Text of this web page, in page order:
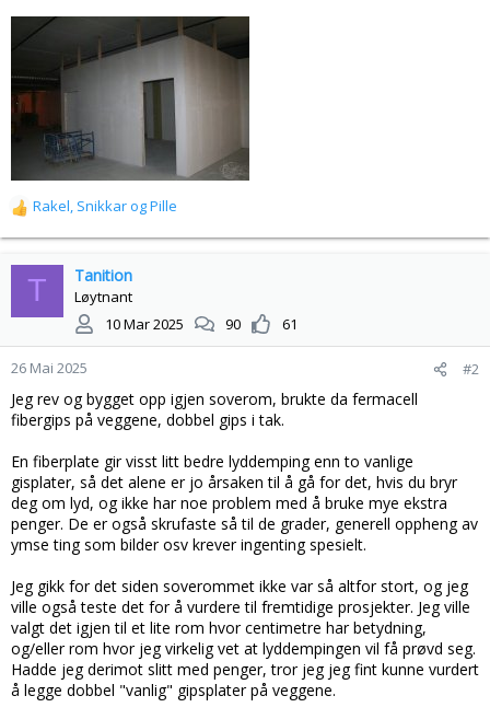
R
e
n
e
r
:
Rakel, SnikkarogPille
T Tanition
Løytnant
10 Mar 2025
90 61
26 Mai 2025 #2
Jeg rev og bygget opp igjen soverom, brukte da fermacell
fibergips på veggene, dobbel gips i tak.
En fiberplate gir visst litt bedre lyddemping enn to vanlige
gisplater, så det alene er jo årsaken til å gå for det, hvis du bryr
deg om lyd, og ikke har noe problem med å bruke mye ekstra
penger. De er også skrufaste så til de grader, generell oppheng av
ymse ting som bilder osv krever ingenting spesielt.
Jeg gikk for det siden soverommet ikke var så altfor stort, og jeg
ville også teste det for å vurdere til fremtidige prosjekter. Jeg ville
valgt det igjen til et lite rom hvor centimetre har betydning,
og/eller rom hvor jeg virkelig vet at lyddempingen vil få prøvd seg.
Hadde jeg derimot slitt med penger, tror jeg jeg fint kunne vurdert
å legge dobbel "vanlig" gipsplater på veggene.